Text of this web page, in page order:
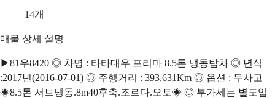
14개
매물 상세 설명
▶81우8420 ◎ 차명 : 타타대우 프리마 8.5톤 냉동탑차 ◎ 년식
:2017년(2016-07-01) ◎ 주행거리 : 393,631Km ◎ 옵션 : 무사고
◈8.5톤 서브냉동.8m40후축.조르다.오토◈ ◎ 부가세는 별도입